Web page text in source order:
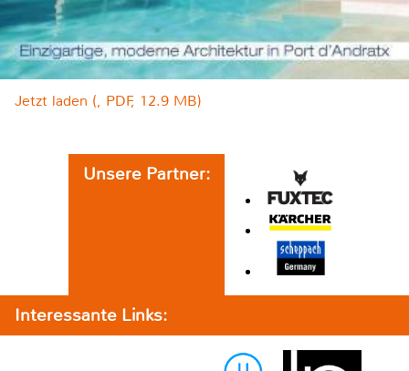
Jetzt laden (, PDF, 12.9 MB)
Unsere Partner:
Interessante Links: